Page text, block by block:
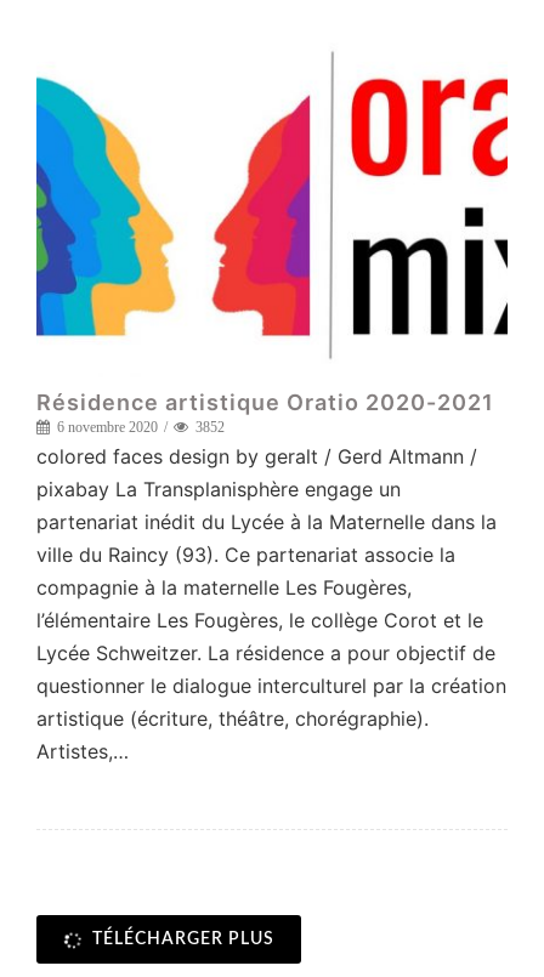
Résidence artistique Oratio 2020-2021
6 novembre 2020 3852
colored faces design by geralt / Gerd Altmann /
pixabay La Transplanisphère engage un
partenariat inédit du Lycée à la Maternelle dans la
ville du Raincy (93). Ce partenariat associe la
compagnie à la maternelle Les Fougères,
l’élémentaire Les Fougères, le collège Corot et le
Lycée Schweitzer. La résidence a pour objectif de
questionner le dialogue interculturel par la création
artistique (écriture, théâtre, chorégraphie).
Artistes,…
TÉLÉCHARGER PLUS